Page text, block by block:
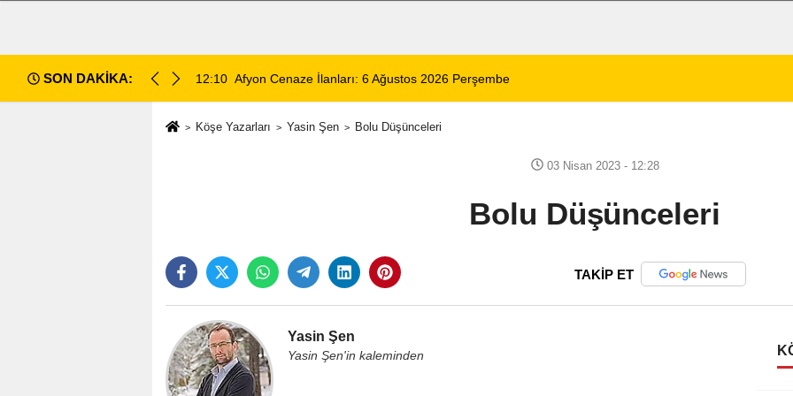
SON DAKİKA:
5 Şüpheli Gözaltına Alındı12:10 Afyon Cenaze İlanları: 6 Ağustos 2026 Perşembe
Köşe Yazarları Yasin Şen Bolu Düşünceleri
03 Nisan 2023 - 12:28
Bolu Düşünceleri
TAKİP ET
Yasin Şen
Yasin Şen'in kaleminden